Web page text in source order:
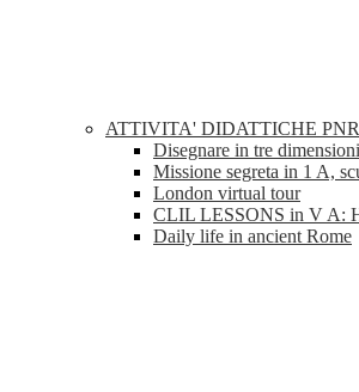
ATTIVITA' DIDATTICHE
Disegnare in tre dimensioni
Missione segreta in 1 A,
London virtual tour
CLIL LESSONS in V A:
Daily life in ancient Rome